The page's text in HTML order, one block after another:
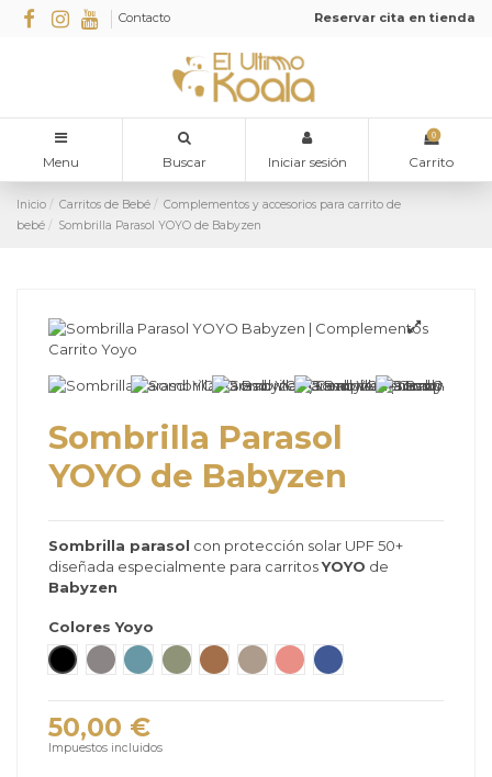
Contacto Reservar cita en tienda
Menu Buscar Iniciar sesión
0
Carrito
Inicio Carritos de Bebé
Complementos y accesorios para carrito de
bebé
Sombrilla Parasol YOYO de Babyzen
Sombrilla Parasol
YOYO de Babyzen
Sombrilla parasol con protección solar UPF 50+
diseñada especialmente para carritosYOYO de
Babyzen
Colores Yoyo
Negro Stone Aqua Olive Toffee Taupe Ginger Navy Blue
50,00 €
Impuestos incluidos